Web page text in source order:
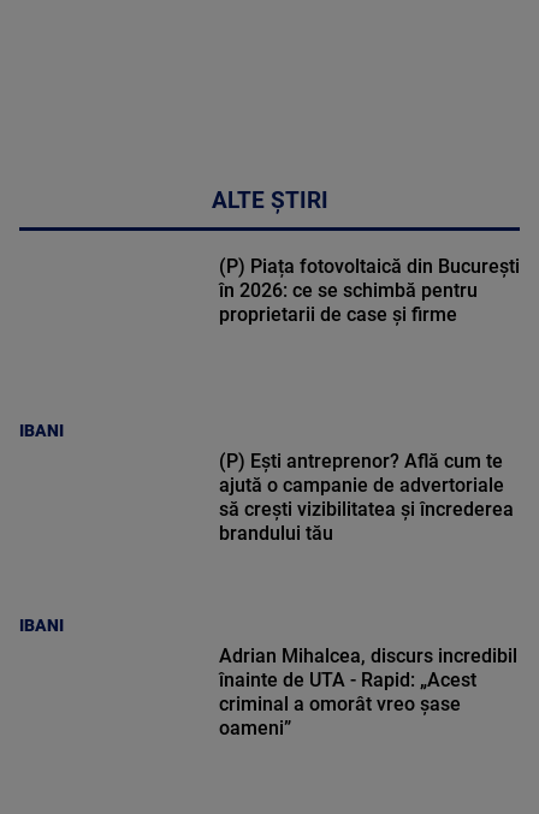
ALTE ȘTIRI
IBANI
(P) Piața fotovoltaică din București
în 2026: ce se schimbă pentru
proprietarii de case și firme
IBANI
(P) Ești antreprenor? Află cum te
ajută o campanie de advertoriale
să crești vizibilitatea și încrederea
brandului tău
Adrian Mihalcea, discurs incredibil
înainte de UTA - Rapid: „Acest
criminal a omorât vreo șase
oameni”